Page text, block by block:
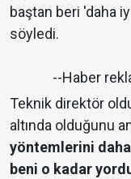
baştan beri 'daha
söyledi.
--Haber
Teknik direktör
altında olduğunu
yöntemlerini
beni o kadar